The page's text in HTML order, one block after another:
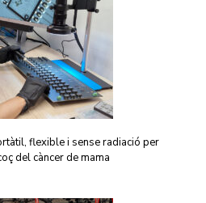
flexible i sense radiació per
del càncer de mama